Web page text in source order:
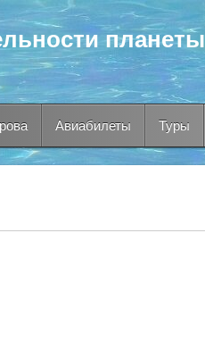
планеты
Авиабилеты Туры